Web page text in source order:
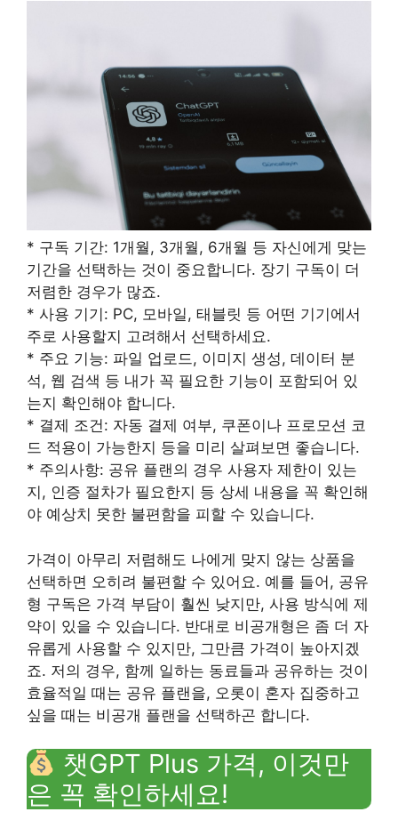
* 구독 기간: 1개월, 3개월, 6개월 등 자신에게 맞는
기간을 선택하는 것이 중요합니다. 장기 구독이 더
저렴한 경우가 많죠.
* 사용 기기: PC, 모바일, 태블릿 등 어떤 기기에서
주로 사용할지 고려해서 선택하세요.
* 주요 기능: 파일 업로드, 이미지 생성, 데이터 분
석, 웹 검색 등 내가 꼭 필요한 기능이 포함되어 있
는지 확인해야 합니다.
* 결제 조건: 자동 결제 여부, 쿠폰이나 프로모션 코
드 적용이 가능한지 등을 미리 살펴보면 좋습니다.
* 주의사항: 공유 플랜의 경우 사용자 제한이 있는
지, 인증 절차가 필요한지 등 상세 내용을 꼭 확인해
야 예상치 못한 불편함을 피할 수 있습니다.
가격이 아무리 저렴해도 나에게 맞지 않는 상품을
선택하면 오히려 불편할 수 있어요. 예를 들어, 공유
형 구독은 가격 부담이 훨씬 낮지만, 사용 방식에 제
약이 있을 수 있습니다. 반대로 비공개형은 좀 더 자
유롭게 사용할 수 있지만, 그만큼 가격이 높아지겠
죠. 저의 경우, 함께 일하는 동료들과 공유하는 것이
효율적일 때는 공유 플랜을, 오롯이 혼자 집중하고
싶을 때는 비공개 플랜을 선택하곤 합니다.
챗GPT Plus 가격, 이것만
은 꼭 확인하세요!